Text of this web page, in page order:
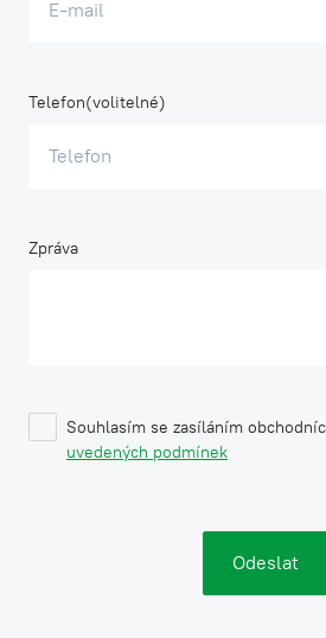
Telefon
Zpráva
Souhlasím se zasíláním
uvedených podmínek